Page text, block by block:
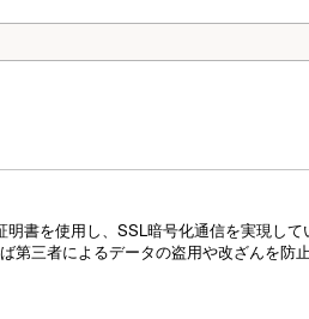
書を使用し、SSL暗号化通信を実現し
三者によるデータの盗用や改ざんを防